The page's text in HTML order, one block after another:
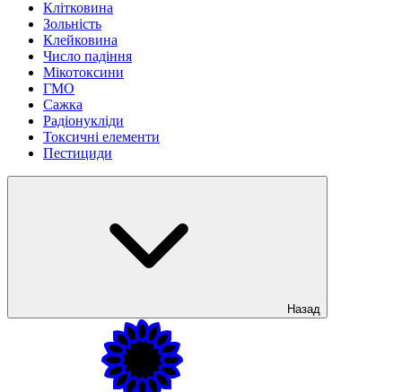
Клітковина
Зольність
Клейковина
Число падіння
Мікотоксини
ГМО
Сажка
Радіонукліди
Токсичні елементи
Пестициди
Назад